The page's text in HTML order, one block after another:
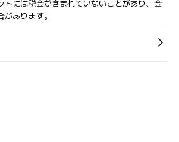
トには税金が含まれていないことがあり、金
あります。